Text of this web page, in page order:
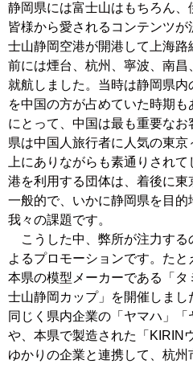
静岡県には富士山はもちろん、
皆様から愛されるコンテンツ
士山静岡空港が開港して上海
前には煙台、杭州、寧波、南
就航しました。当時は静岡県内
を中国の方が占めていた時期
にとって、中国は最も重要な
県は中国人旅行者に人気の東京
上にありながらも素通りされ
港を利用する団体は、着後に
一般的で、いかに静岡県を目
我々の課題です。
こうした中、弊所が注力する
よるプロモーションです。た
本県の模型メーカーである「
士山静岡カップ」を開催しま
同じく県内企業の「ヤマハ」「
や、本県で製造された「KIRIN
ゆかりの企業と連携して、杭